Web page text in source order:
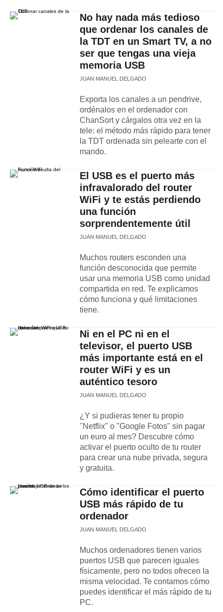
No hay nada más tedioso
que ordenar los canales de
la TDT en un Smart TV, a no
ser que tengas una vieja
memoria USB
JUAN MANUEL DELGADO
Exporta los canales a un pendrive,
ordénalos en el ordenador con
ChanSort y cárgalos otra vez en la
tele: el método más rápido para tener
la TDT ordenada sin pelearte con el
mando.
El USB es el puerto más
infravalorado del router
WiFi y te estás perdiendo
una función
sorprendentemente útil
JUAN MANUEL DELGADO
Muchos routers esconden una
función desconocida que permite
usar una memoria USB como unidad
compartida en red. Te explicamos
cómo funciona y qué limitaciones
tiene.
Ni en el PC ni en el
televisor, el puerto USB
más importante está en el
router WiFi y es un
auténtico tesoro
JUAN MANUEL DELGADO
¿Y si pudieras tener tu propio
"Netflix" o "Google Fotos" sin pagar
un euro al mes? Descubre cómo
activar el puerto oculto de tu router
para crear una nube privada, segura
y gratuita.
Cómo identificar el puerto
USB más rápido de tu
ordenador
JUAN MANUEL DELGADO
Muchos ordenadores tienen varios
puertos USB que parecen iguales
físicamente, pero no todos ofrecen la
misma velocidad. Te contamos cómo
puedes identificar el más rápido de tu
PC.